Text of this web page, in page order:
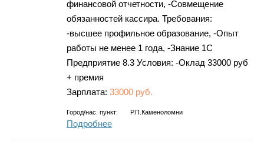
Фотогалерея
финансовой отчетности, -Совмещение
обязанностей кассира. Требования:
-высшее профильное образование, -Опыт
работы не менее 1 года, -Знание 1С
Предприятие 8.3 Условия: -Оклад 33000 руб
+ премия
Зарплата: 33000 руб.
Город/нас. пункт: Р.п.Каменоломни
Подробнее